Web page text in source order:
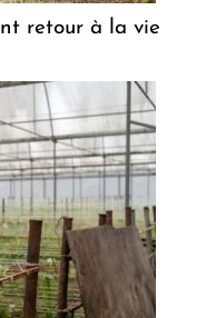
retour à la vie